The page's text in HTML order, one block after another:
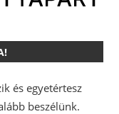
és egyetértesz
beszélünk.